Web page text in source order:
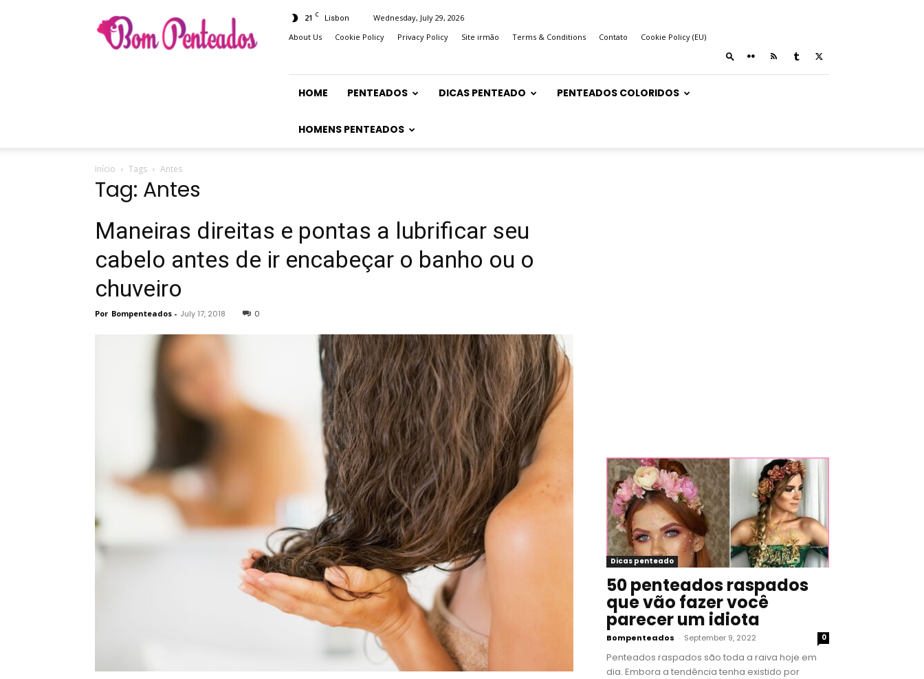
Penteados
21 C Lisbon
Wednesday, July 29, 2026
About Us
Cookie Policy Privacy Policy Site irmão Terms & Conditions Contato Cookie Policy (EU)
HOME PENTEADOS DICAS PENTEADO PENTEADOS COLORIDOS
HOMENS PENTEADOS
Início Tags Antes
Tag: Antes
Maneiras direitas e pontas a lubrificar seu
cabelo antes de ir encabeçar o banho ou o
chuveiro
Por Bompenteados - July 17, 2018 0
Dicas penteado
50 penteados raspados
que vão fazer você
parecer um idiota
Bompenteados - September 9, 2022 0
Penteados raspados são toda a raiva hoje em
dia. Embora a tendência tenha existido por